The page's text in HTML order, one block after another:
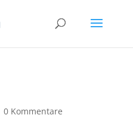
0 Kommentare